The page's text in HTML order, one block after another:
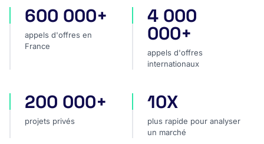
appels d'offres en France
600 000+
appels d'offres en
France
appels d'offres
4 000
000+
appels d'offres
internationaux
projets privés
200 000+
projets privés
plus rapide pour analyser
10X
plus rapide pour analyser
un marché